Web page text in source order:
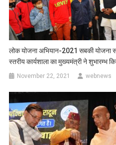
लोक योजना अभियान-2021 सबकी योजना
स्तरीय कार्यशाला का मुख्यमंत्री ने
November 22, 2021 webnews